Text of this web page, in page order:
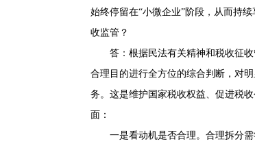
始终停留在“小微企业”阶段，从而持
收监管？
答：根据民法有关精神和税收征
合理目的进行全方位的综合判断，对
务。这是维护国家税收权益、促进税
面：
一是看动机是否合理。合理拆分